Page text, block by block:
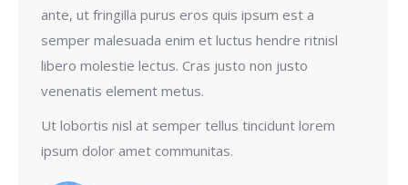
ante, ut fringilla purus eros quis ipsum est a
semper malesuada enim et luctus hendre ritnisl
libero molestie lectus. Cras justo non justo
venenatis element metus.
Ut lobortis nisl at semper tellus tincidunt lorem
ipsum dolor amet communitas.